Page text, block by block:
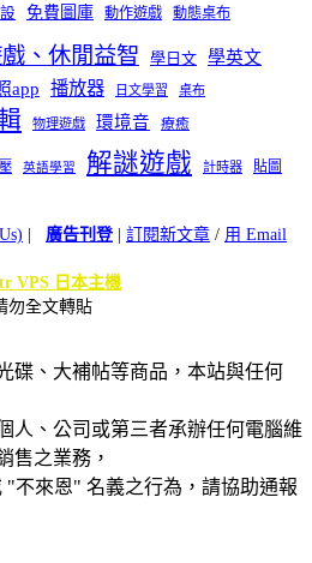
免費圖庫 動作遊戲 動態桌布
、休閒益智 學日文 學英文
app 播放器 日文學習 桌布
物理遊戲 環境音 療癒
英語學習 解謎遊戲 計時器
貼圖
廣告刊登| 訂閱新文章 / 用 Email
VPS 日本主機
勿全文轉貼
碟、大補帖等商品，本站與任何
人、公司或第三者承辦任何電腦維
售之業務，
不來恩" 名義之行為，請協助通報